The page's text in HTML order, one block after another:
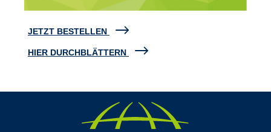
JETZT BESTELLEN
HIER DURCHBLÄTTERN